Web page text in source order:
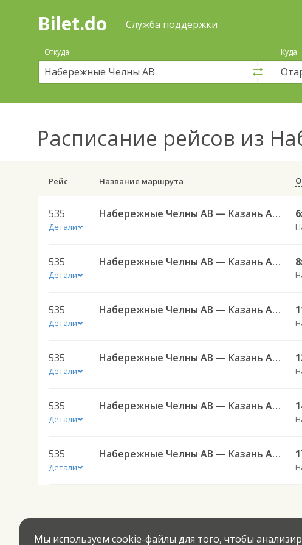
Поиск
покупка
билетов
автобус
онлайн
Bilet.do Служба поддержки
Откуда Куда
Расписание рейсов из
Рейс Название маршрута
535
Детали
Набережные Челны АВ — Казань АВ Восточный 535
535
Детали
Набережные Челны АВ — Казань АВ Восточный 535
535
Детали
Набережные Челны АВ — Казань АВ Восточный 535
535
Детали
Набережные Челны АВ — Казань АВ Восточный 535
535
Детали
Набережные Челны АВ — Казань АВ Восточный 535
535
Детали
Набережные Челны АВ — Казань АВ Восточный 535
Мы используем cookie-файлы для того, чтобы